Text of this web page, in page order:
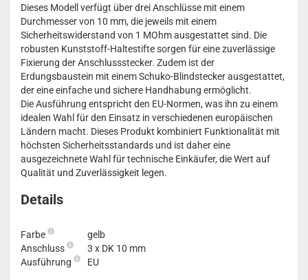
Dieses Modell verfügt über drei Anschlüsse mit einem
Durchmesser von 10 mm, die jeweils mit einem
Sicherheitswiderstand von 1 MOhm ausgestattet sind. Die
robusten Kunststoff-Haltestifte sorgen für eine zuverlässige
Fixierung der Anschlussstecker. Zudem ist der
Erdungsbaustein mit einem Schuko-Blindstecker ausgestattet,
der eine einfache und sichere Handhabung ermöglicht.
Die Ausführung entspricht den EU-Normen, was ihn zu einem
idealen Wahl für den Einsatz in verschiedenen europäischen
Ländern macht. Dieses Produkt kombiniert Funktionalität mit
höchsten Sicherheitsstandards und ist daher eine
ausgezeichnete Wahl für technische Einkäufer, die Wert auf
Qualität und Zuverlässigkeit legen.
Details
Farbe
gelb
Anschluss
3 x DK 10 mm
Ausführung
EU